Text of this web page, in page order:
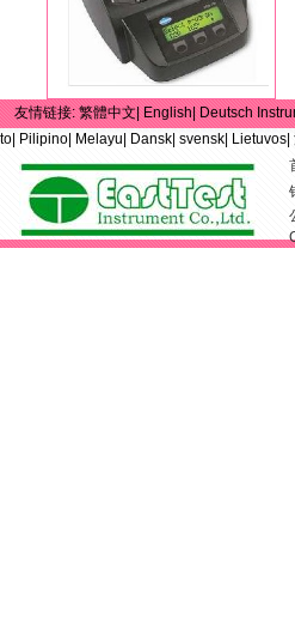
友情链接: 繁體中文| English| Deutsch
to| Pilipino| Melayu| Dansk| svensk| Lietuvos|